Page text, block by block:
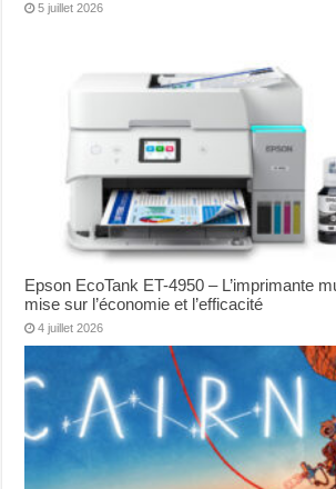
5 juillet 2026
Epson EcoTank ET-4950 – L’imprimante
mise sur l’économie et l’efficacité
4 juillet 2026